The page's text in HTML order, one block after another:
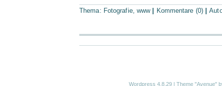
Thema: Fotografie, www Kommentare (0)|
Wordpress 4.8.29 | Theme "Avenue"